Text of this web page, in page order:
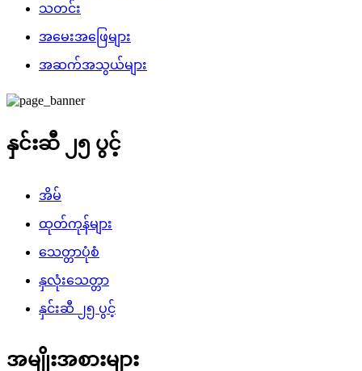
သတင်း
အမေးအဖြေများ
အဆက်အသွယ်များ
နှင်းဆီ ၂၅ ပွင့်
အိမ်
ထုတ်ကုန်များ
သေတ္တာပုံစံ
နှလုံးသေတ္တာ
နှင်းဆီ ၂၅ ပွင့်
အမျိုးအစားများ